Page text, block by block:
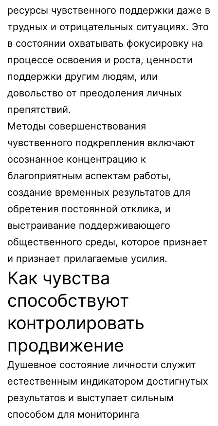
ресурсы чувственного поддержки даже в
трудных и отрицательных ситуациях. Это
в состоянии охватывать фокусировку на
процессе освоения и роста, ценности
поддержки другим людям, или
довольство от преодоления личных
препятствий.
Методы совершенствования
чувственного подкрепления включают
осознанное концентрацию к
благоприятным аспектам работы,
создание временных результатов для
обретения постоянной отклика, и
выстраивание поддерживающего
общественного среды, которое признает
и признает прилагаемые усилия.
Как чувства
способствуют
контролировать
продвижение
Душевное состояние личности служит
естественным индикатором достигнутых
результатов и выступает сильным
способом для мониторинга